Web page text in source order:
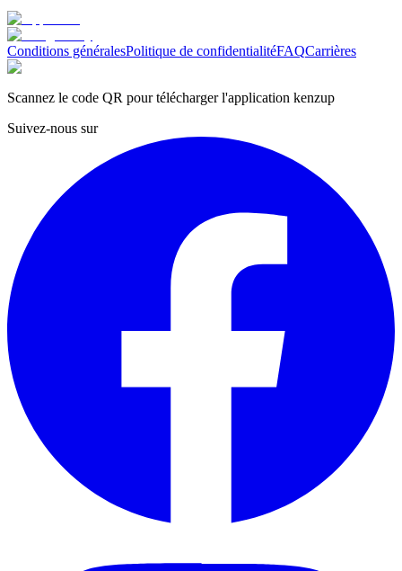
Conditions généralesPolitique de confidentialitéFAQCarrières
Scannez le code QR pour télécharger l'application kenzup
Suivez-nous sur